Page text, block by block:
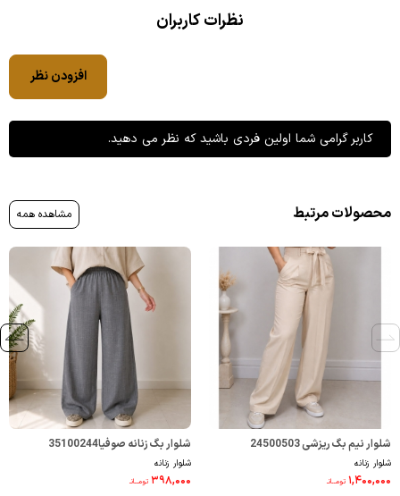
نظرات کاربران
افزودن نظر
کاربر گرامی شما اولین فردی باشید که نظر می دهید.
محصولات مرتبط مشاهده همه
شلوار نیم بگ ریزشی 24500503
شلوار زنانه
۱,۴۰۰,۰۰۰ تومــانـ
شلوار بگ زنانه صوفیا35100244
شلوار زنانه
۳۹۸,۰۰۰ تومــانـ